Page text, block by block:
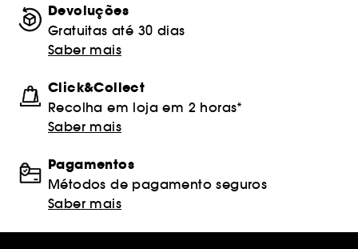
Devoluções
Gratuitas até 30 dias
Saber mais
Click&Collect
Recolha em loja em 2 horas*
Saber mais
Pagamentos
Métodos de pagamento seguros
Saber mais